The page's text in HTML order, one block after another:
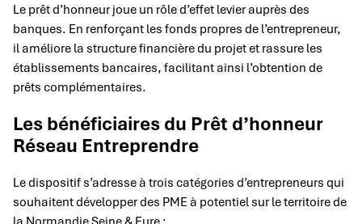
Le prêt d’honneur joue un rôle d’effet levier auprès des
banques. En renforçant les fonds propres de l’entrepreneur,
il améliore la structure financière du projet et rassure les
établissements bancaires, facilitant ainsi l’obtention de
prêts complémentaires.
Les bénéficiaires du Prêt d’honneur
Réseau Entreprendre
Le dispositif s’adresse à trois catégories d’entrepreneurs qui
souhaitent développer des PME à potentiel sur le territoire de